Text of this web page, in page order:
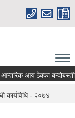
आय ठेक्का बन्दोबस्ती
कार्यविधि - २०७४